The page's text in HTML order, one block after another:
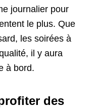
journalier pour
le plus. Que
les soirées à
il y aura
à bord.
des